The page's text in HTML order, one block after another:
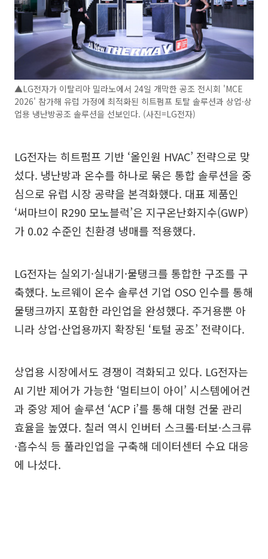
▲LG전자가 이탈리아 밀라노에서 24일 개막한 공조 전시회 'MCE
2026' 참가해 유럽 가정에 최적화된 히트펌프 토탈 솔루션과 상업·상
업용 냉난방공조 솔루션을 선보인다. (사진=LG전자)
LG전자는 히트펌프 기반 ‘올인원 HVAC’ 전략으로 맞
섰다. 냉난방과 온수를 하나로 묶은 통합 솔루션을 중
심으로 유럽 시장 공략을 본격화했다. 대표 제품인
‘써마브이 R290 모노블럭’은 지구온난화지수(GWP)
가 0.02 수준인 친환경 냉매를 적용했다.
LG전자는 실외기·실내기·물탱크를 통합한 구조를 구
축했다. 노르웨이 온수 솔루션 기업 OSO 인수를 통해
물탱크까지 포함한 라인업을 완성했다. 주거용뿐 아
니라 상업·산업용까지 확장된 ‘토털 공조’ 전략이다.
상업용 시장에서도 경쟁이 격화되고 있다. LG전자는
AI 기반 제어가 가능한 ‘멀티브이 아이’ 시스템에어컨
과 중앙 제어 솔루션 ‘ACP i’를 통해 대형 건물 관리
효율을 높였다. 칠러 역시 인버터 스크롤·터보·스크류
·흡수식 등 풀라인업을 구축해 데이터센터 수요 대응
에 나섰다.